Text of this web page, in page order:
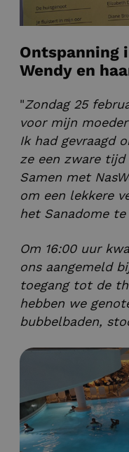
Ontspanning
Wendy en
"Zondag 25
voor mijn
Ik had gevraagd
ze een zware
Samen met
om een lekkere
het Sanadome te
Om 16:00 uur
ons aangemeld
toegang tot de
hebben we
bubbelbaden,